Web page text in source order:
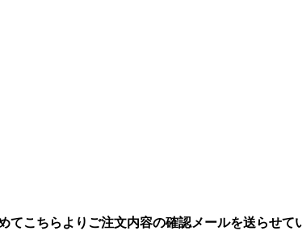
てこちらよりご注文内容の確認メールを送らせて